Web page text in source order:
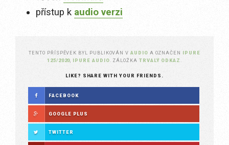
přístup k audio verzi
TENTO PŘÍSPĚVEK BYL PUBLIKOVÁN VAUDIO A OZNAČEN IPURE
125/2020 IPURE AUDIO . ZÁLOŽKA TRVALÝ ODKAZ
LIKE? SHARE WITH YOUR FRIENDS.
FACEBOOK
GOOGLE PLUS
TWITTER